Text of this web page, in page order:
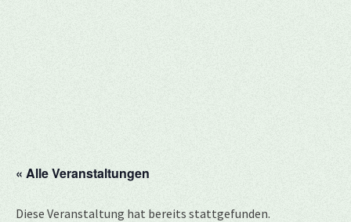
« Alle Veranstaltungen
Diese Veranstaltung hat bereits stattgefunden.